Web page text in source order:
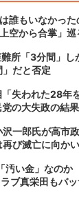
誰もいなかっ
空から合掌」巡
所「3分間」
だと否定
「失われた28年
の大失政の結果
一郎氏が高市
び滅亡に向かい
汚い金」なの
ブ真栄田もバッ